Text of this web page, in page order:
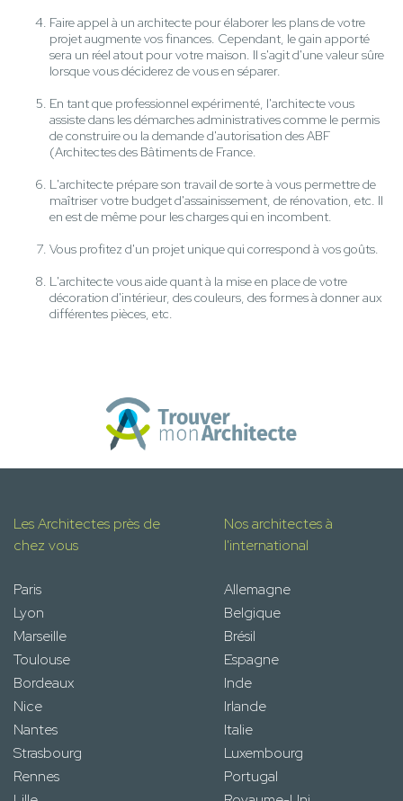
Faire appel à un architecte pour élaborer les plans de votre
projet augmente vos finances. Cependant, le gain apporté
sera un réel atout pour votre maison. Il s'agit d'une valeur sûre
lorsque vous déciderez de vous en séparer.
En tant que professionnel expérimenté, l'architecte vous
assiste dans les démarches administratives comme le permis
de construire ou la demande d'autorisation des ABF
(Architectes des Bâtiments de France.
L'architecte prépare son travail de sorte à vous permettre de
maîtriser votre budget d'assainissement, de rénovation, etc. Il
en est de même pour les charges qui en incombent.
Vous profitez d'un projet unique qui correspond à vos goûts.
L'architecte vous aide quant à la mise en place de votre
décoration d'intérieur, des couleurs, des formes à donner aux
différentes pièces, etc.
Les Architectes près de
chez vous
Paris
Lyon
Marseille
Toulouse
Bordeaux
Nice
Nantes
Strasbourg
Rennes
Nos architectes à
l'international
Allemagne
Belgique
Brésil
Espagne
Inde
Irlande
Italie
Luxembourg
Portugal